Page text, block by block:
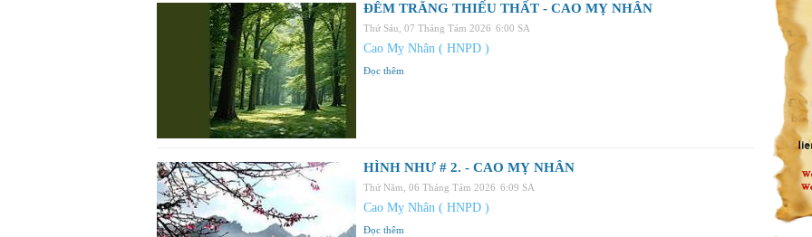
ĐÊM TRĂNG THIẾU THẤT - CAO MỴ NHÂN
Thứ Sáu, 07 Tháng Tám 2026 6:00 SA
Cao Mỵ Nhân ( HNPD )
Đọc thêm
HÌNH NHƯ # 2. - CAO MỴ NHÂN
Thứ Năm, 06 Tháng Tám 2026 6:09 SA
Cao Mỵ Nhân ( HNPD )
Đọc thêm